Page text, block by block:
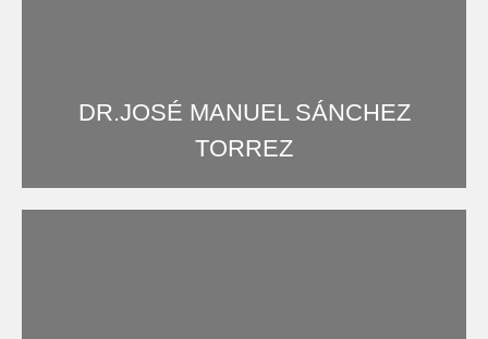
DR.JOSÉ MANUEL SÁNCHEZ
TORREZ